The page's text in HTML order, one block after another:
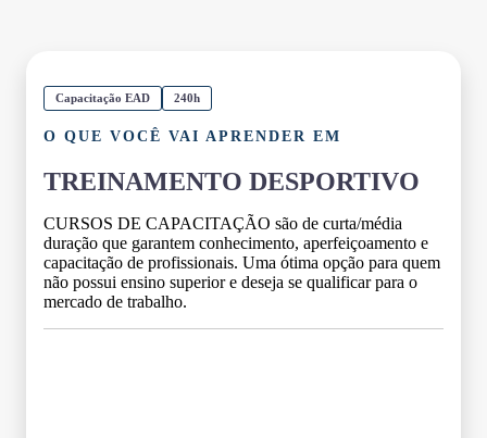
Capacitação EAD 240h
O QUE VOCÊ VAI APRENDER EM
TREINAMENTO DESPORTIVO
CURSOS DE CAPACITAÇÃO são de curta/média
duração que garantem conhecimento, aperfeiçoamento e
capacitação de profissionais. Uma ótima opção para quem
não possui ensino superior e deseja se qualificar para o
mercado de trabalho.